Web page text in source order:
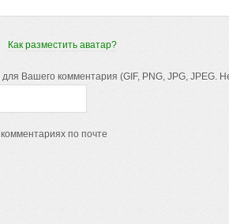
Как разместить аватар?
Вашего комментария (GIF, PNG, JPG, JPEG.
по почте